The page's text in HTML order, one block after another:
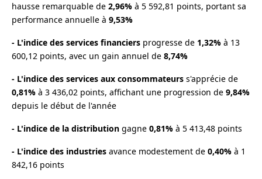
hausse remarquable de 2,96% à 5 592,81 points, portant sa
performance annuelle à 9,53%
- L'indice des services financiers progresse de 1,32% à 13
600,12 points, avec un gain annuel de 8,74%
- L'indice des services aux consommateurs s'apprécie de
0,81% à 3 436,02 points, affichant une progression de 9,84%
depuis le début de l'année
- L'indice de la distribution gagne 0,81% à 5 413,48 points
- L'indice des industries avance modestement de 0,40% à 1
842,16 points